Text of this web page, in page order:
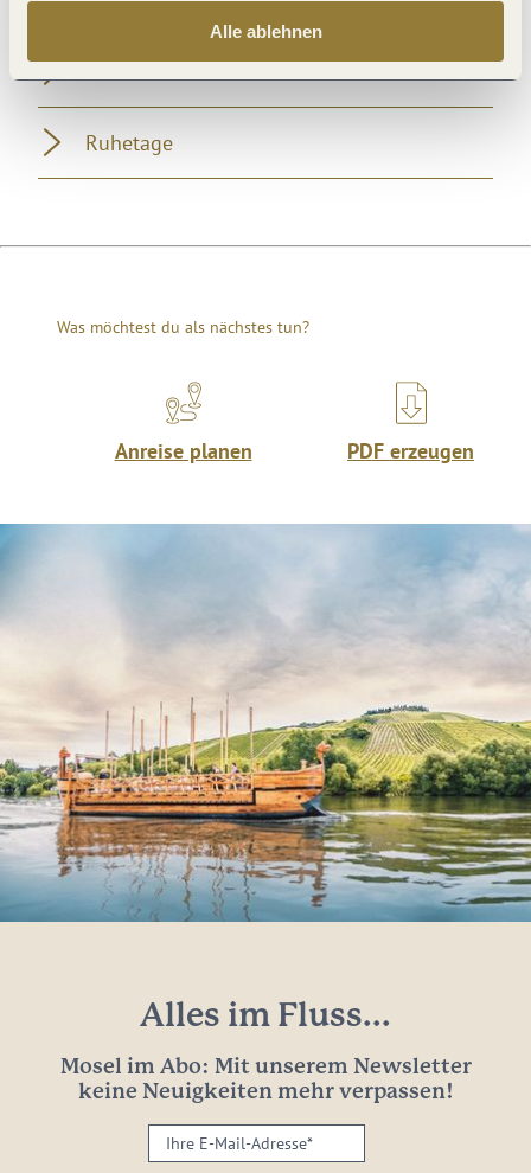
Alle ablehnen
Ruhetage
Was möchtest du als nächstes tun?
Anreise planen PDF erzeugen
Alles im Fluss...
Mosel im Abo: Mit unserem Newsletter
keine Neuigkeiten mehr verpassen!
Ihre
E-